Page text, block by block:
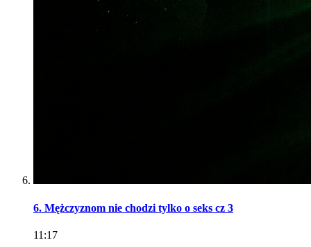
6. Mężczyznom nie chodzi tylko o seks cz 3
11:17